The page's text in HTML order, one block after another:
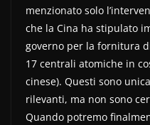
menzionato solo
che la Cina ha stipulato
governo per la fornitura
17 centrali atomiche in
cinese). Questi sono
rilevanti, ma non sono
Quando potremo